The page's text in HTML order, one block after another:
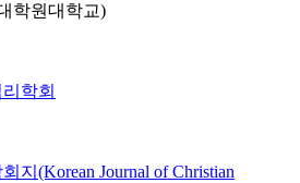
학원대학교)
학회
지(Korean Journal of Christian